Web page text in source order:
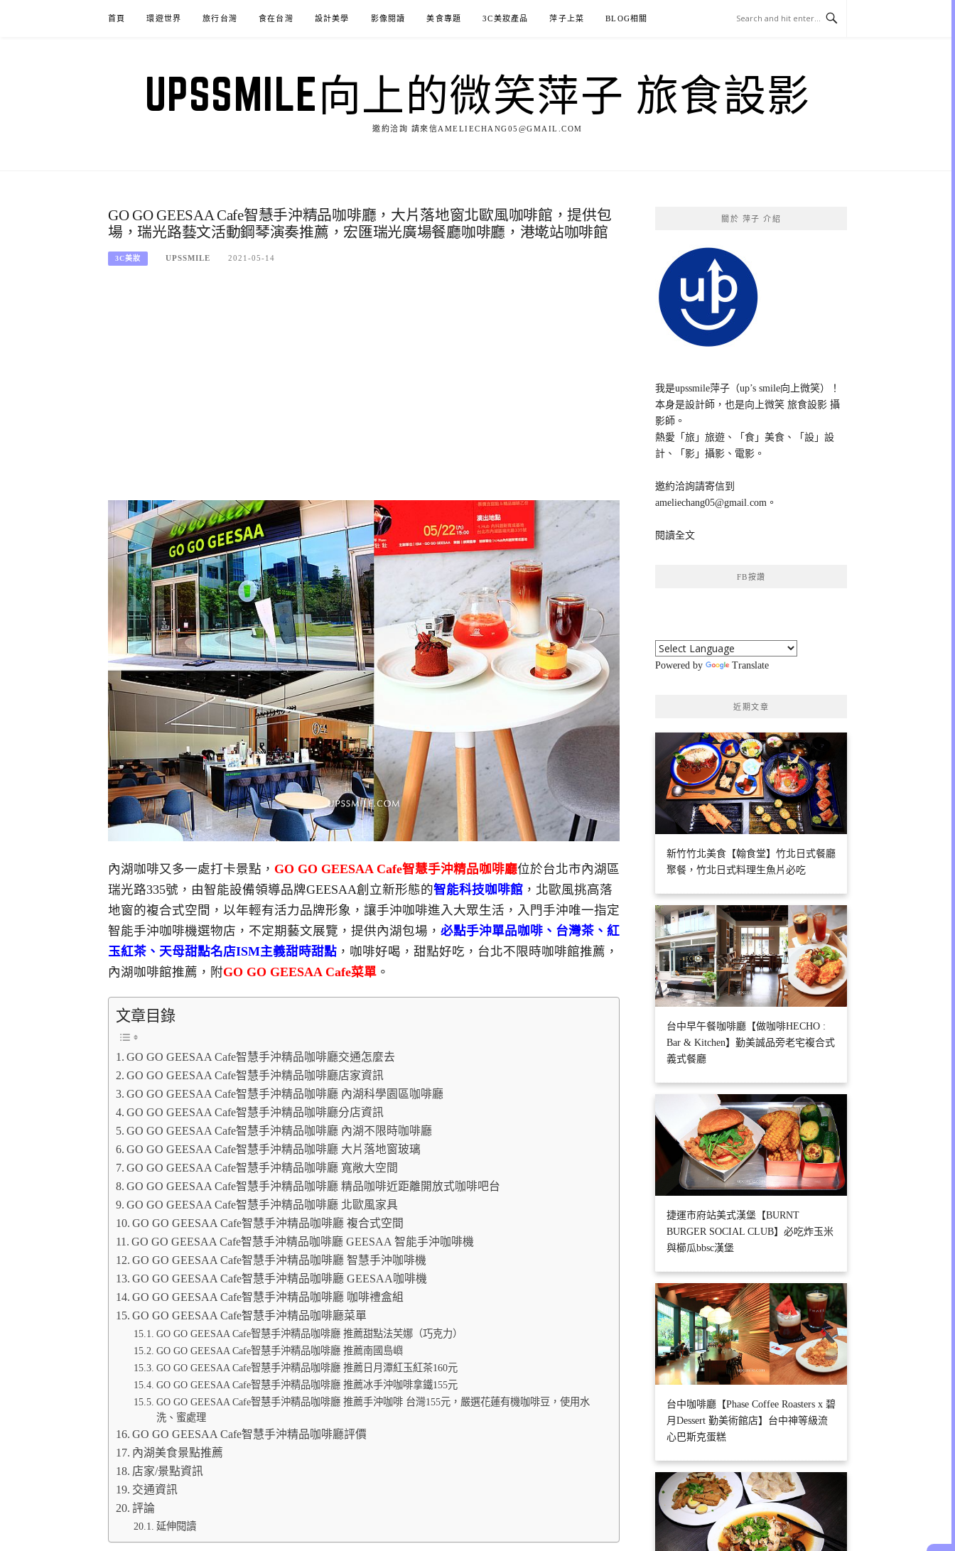
首頁 環遊世界 旅行台灣 食在台灣 設計美學 影像閱讀 美食專題 3C美妝產品 萍子上菜 BLOG相關
UPSSMILE向上的微笑萍子 旅食設影
邀約洽詢 請來信AMELIECHANG05@GMAIL.COM
GO GO GEESAA Cafe智慧手沖精品咖啡廳，大片落地窗北歐風咖啡館，提供包
場，瑞光路藝文活動鋼琴演奏推薦，宏匯瑞光廣場餐廳咖啡廳，港墘站咖啡館
3C美妝 UPSSMILE 2021-05-14
內湖咖啡又多一處打卡景點， GO GO GEESAA Cafe智慧手沖精品咖啡廳位於台北市內湖區
瑞光路335號，由智能設備領導品牌GEESAA創立新形態的智能科技咖啡館 ，北歐風挑高落
地窗的複合式空間，以年輕有活力品牌形象，讓手沖咖啡進入大眾生活，入門手沖唯一指定
智能手沖咖啡機選物店，不定期藝文展覽，提供內湖包場， 必點手沖單品咖啡、台灣茶、紅
玉紅茶、天母甜點名店ISM主義甜時甜點 ，咖啡好喝，甜點好吃，台北不限時咖啡館推薦，
內湖咖啡館推薦，附GO GO GEESAA Cafe菜單 。
文章目錄
GO GO GEESAA Cafe智慧手沖精品咖啡廳交通怎麼去
GO GO GEESAA Cafe智慧手沖精品咖啡廳店家資訊
GO GO GEESAA Cafe智慧手沖精品咖啡廳 內湖科學園區咖啡廳
GO GO GEESAA Cafe智慧手沖精品咖啡廳分店資訊
GO GO GEESAA Cafe智慧手沖精品咖啡廳 內湖不限時咖啡廳
GO GO GEESAA Cafe智慧手沖精品咖啡廳 大片落地窗玻璃
GO GO GEESAA Cafe智慧手沖精品咖啡廳 寬敞大空間
GO GO GEESAA Cafe智慧手沖精品咖啡廳 精品咖啡近距離開放式咖啡吧台
GO GO GEESAA Cafe智慧手沖精品咖啡廳 北歐風家具
GO GO GEESAA Cafe智慧手沖精品咖啡廳 複合式空間
GO GO GEESAA Cafe智慧手沖精品咖啡廳 GEESAA 智能手沖咖啡機
GO GO GEESAA Cafe智慧手沖精品咖啡廳 智慧手沖咖啡機
GO GO GEESAA Cafe智慧手沖精品咖啡廳 GEESAA咖啡機
GO GO GEESAA Cafe智慧手沖精品咖啡廳 咖啡禮盒組
GO GO GEESAA Cafe智慧手沖精品咖啡廳菜單
GO GO GEESAA Cafe智慧手沖精品咖啡廳 推薦甜點法芙娜（巧克力）
GO GO GEESAA Cafe智慧手沖精品咖啡廳 推薦南國島嶼
GO GO GEESAA Cafe智慧手沖精品咖啡廳 推薦日月潭紅玉紅茶160元
GO GO GEESAA Cafe智慧手沖精品咖啡廳 推薦冰手沖咖啡拿鐵155元
GO GO GEESAA Cafe智慧手沖精品咖啡廳 推薦手沖咖啡 台灣155元，嚴選花蓮有機咖啡豆，使用水
洗、蜜處理
GO GO GEESAA Cafe智慧手沖精品咖啡廳評價
內湖美食景點推薦
店家/景點資訊
交通資訊
評論
延伸閱讀
關於 萍子 介紹
我是upssmile萍子（up’s smile向上微笑）！
本身是設計師，也是向上微笑 旅食設影 攝
影師。
熱愛「旅」旅遊、「食」美食、「設」設
計、「影」攝影、電影。
邀約洽詢請寄信到
ameliechang05@gmail.com。
閱讀全文
FB按讚
Powered by Translate
近期文章
新竹竹北美食【翰食堂】竹北日式餐廳
聚餐，竹北日式料理生魚片必吃
台中早午餐咖啡廳【做咖啡HECHO :
Bar & Kitchen】勤美誠品旁老宅複合式
義式餐廳
捷運市府站美式漢堡【BURNT
BURGER SOCIAL CLUB】必吃炸玉米
與櫛瓜bbsc漢堡
台中咖啡廳【Phase Coffee Roasters x 碧
月Dessert 勤美術館店】台中神等級流
心巴斯克蛋糕